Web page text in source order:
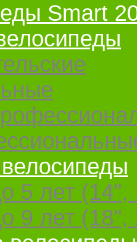
Smart
5 лет (14",
9 лет (18",